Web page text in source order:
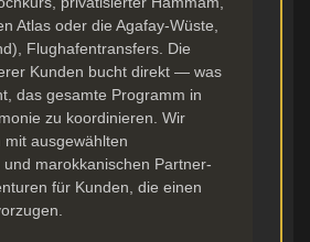
Atlas oder die Agafay-Wüste,
Flughafentransfers. Die
Kunden bucht direkt — was
das gesamte Programm in
zu koordinieren. Wir
ausgewählten
marokkanischen Partner-
für Kunden, die einen